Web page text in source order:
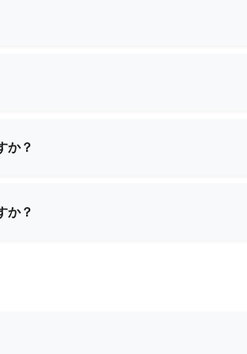
か？
材をご提案いたします。
か？